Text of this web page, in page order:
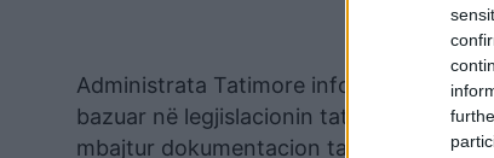
Administrata Tatimore informon
bazuar në legjislacionin tatimor në fuqi,
mbajtur dokumentacion tatimor për